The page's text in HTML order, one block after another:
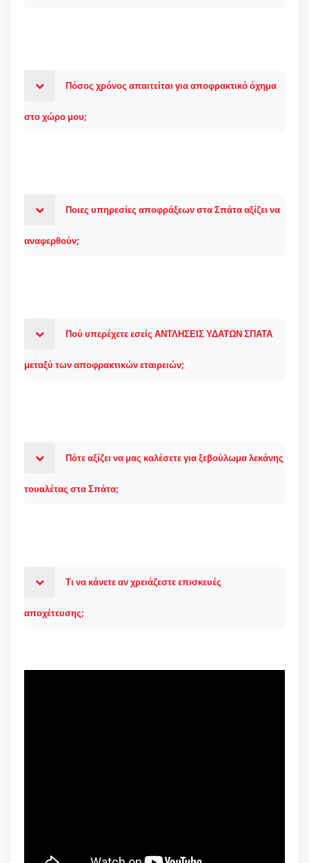
Πόσος χρόνος απαιτείται για αποφρακτικό όχημα
στο χώρο μου;
Ποιες υπηρεσίες αποφράξεων στα Σπάτα αξίζει να
αναφερθούν;
Πού υπερέχετε εσείς ΑΝΤΛΗΣΕΙΣ ΥΔΑΤΩΝ ΣΠΑΤΑ
μεταξύ των αποφρακτικών εταιρειών;
Πότε αξίζει να μας καλέσετε για ξεβούλωμα λεκάνης
τουαλέτας στα Σπάτα;
Τι να κάνετε αν χρειάζεστε επισκευές
αποχέτευσης;